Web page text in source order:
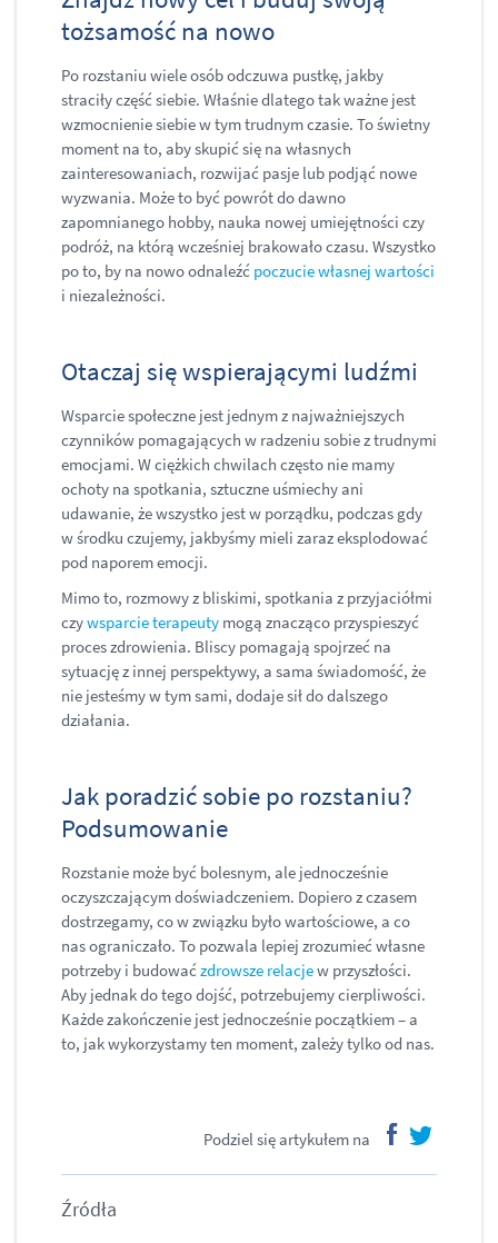
tożsamość na nowo
Po rozstaniu wiele osób odczuwa pustkę, jakby
straciły część siebie. Właśnie dlatego tak ważne jest
wzmocnienie siebie w tym trudnym czasie. To świetny
moment na to, aby skupić się na własnych
zainteresowaniach, rozwijać pasje lub podjąć nowe
wyzwania. Może to być powrót do dawno
zapomnianego hobby, nauka nowej umiejętności czy
podróż, na którą wcześniej brakowało czasu. Wszystko
po to, by na nowo odnaleźć poczucie własnej wartości
i niezależności.
Otaczaj się wspierającymi ludźmi
Wsparcie społeczne jest jednym z najważniejszych
czynników pomagających w radzeniu sobie z trudnymi
emocjami. W ciężkich chwilach często nie mamy
ochoty na spotkania, sztuczne uśmiechy ani
udawanie, że wszystko jest w porządku, podczas gdy
w środku czujemy, jakbyśmy mieli zaraz eksplodować
pod naporem emocji.
Mimo to, rozmowy z bliskimi, spotkania z przyjaciółmi
czywsparcie terapeuty mogą znacząco przyspieszyć
proces zdrowienia. Bliscy pomagają spojrzeć na
sytuację z innej perspektywy, a sama świadomość, że
nie jesteśmy w tym sami, dodaje sił do dalszego
działania.
Jak poradzić sobie po rozstaniu?
Podsumowanie
Rozstanie może być bolesnym, ale jednocześnie
oczyszczającym doświadczeniem. Dopiero z czasem
dostrzegamy, co w związku było wartościowe, a co
nas ograniczało. To pozwala lepiej zrozumieć własne
potrzeby i budować zdrowsze relacjew przyszłości.
Aby jednak do tego dojść, potrzebujemy cierpliwości.
Każde zakończenie jest jednocześnie początkiem – a
to, jak wykorzystamy ten moment, zależy tylko od nas.
Podziel się artykułem na
Źródła